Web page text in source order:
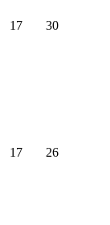
17 30
17 26